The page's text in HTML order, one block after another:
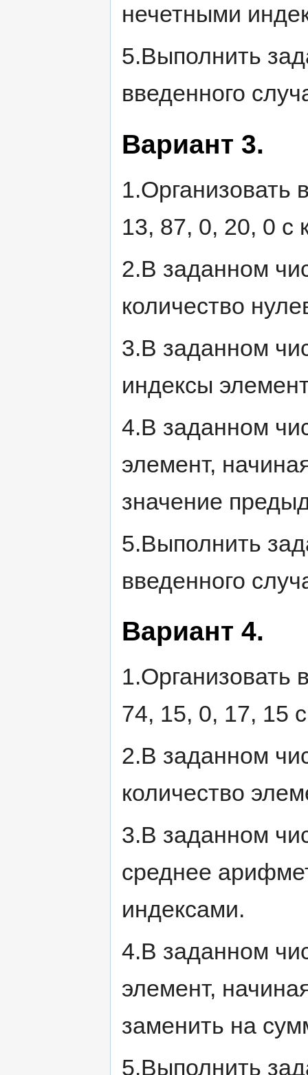
нечетными
5.Выполнить
введенного
Вариант 3.
1.Организовать
13, 87, 0, 20, 0 с
2.В заданном
количество
3.В заданном
индексы
4.В заданном
элемент,
значение
5.Выполнить
введенного
Вариант 4.
1.Организовать
74, 15, 0, 17, 15
2.В заданном
количество
3.В заданном
среднее
индексами.
4.В заданном
элемент,
заменить на
5.Выполнить